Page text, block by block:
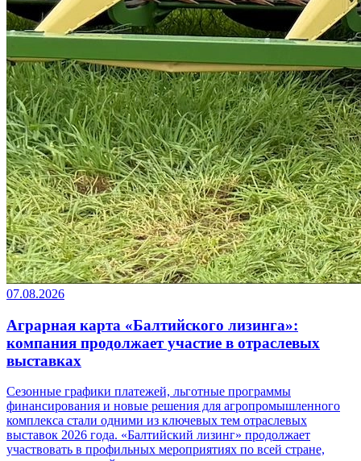
07.08.2026
Аграрная карта «Балтийского лизинга»:
компания продолжает участие в отраслевых
выставках
Сезонные графики платежей, льготные программы
финансирования и новые решения для агропромышленного
комплекса стали одними из ключевых тем отраслевых
выставок 2026 года. «Балтийский лизинг» продолжает
участвовать в профильных мероприятиях по всей стране,